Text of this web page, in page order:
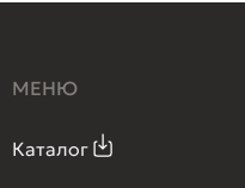
МЕНЮ
Каталог